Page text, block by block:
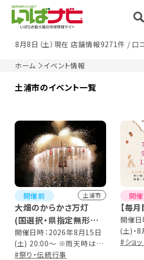
8月8日（土）現在 店舗情報9271件 / 口
ホーム イベント情報
土浦市のイベント一覧
開催前 土浦市
大畑のからかさ万灯
(国選択・県指定無形民
俗文化財)
開催日時：2026年8月15日
(土) 20:00～ ※雨天時は翌
日に順延
#祭り・伝統行事
開
【毎
開催
(土)・
(土)・
#ショ